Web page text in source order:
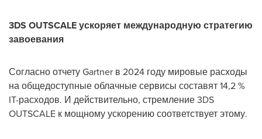
3DS OUTSCALE ускоряет международную стратегию
завоевания
Согласно отчету Gartner в 2024 году мировые расходы
на общедоступные облачные сервисы составят 14,2 %
IT-расходов. И действительно, стремление 3DS
OUTSCALE к мощному ускорению соответствует этому.